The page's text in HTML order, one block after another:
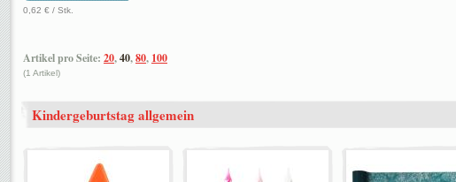
0,62 € / Stk.
Artikel pro Seite: 20,40,80, 100
(1 Artikel)
Kindergeburtstag allgemein